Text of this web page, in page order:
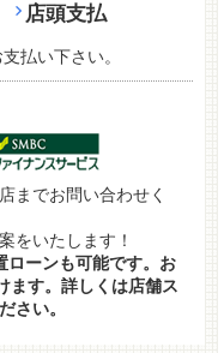
店頭支払
払い下さい。
までお問い合わせく
をいたします！
ーンも可能です。お
ます。詳しくは店舗ス
さい。